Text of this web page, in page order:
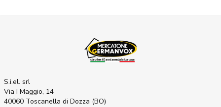
S.i.el. srl
Via I Maggio, 14
40060 Toscanella di Dozza (BO)